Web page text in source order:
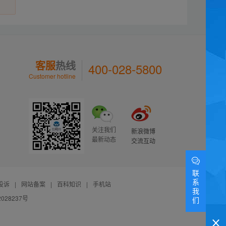
客服热线
Customer hotline 400-028-5800
关注我们
最新动态
新浪微博
交流互动
诉 | 网站备案 | 百科知识 |
手机站
号
联
系
我
们